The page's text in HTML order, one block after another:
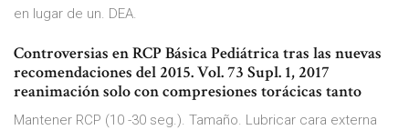
en lugar de un. DEA.
Controversias en RCP Básica Pediátrica tras las nuevas
recomendaciones del 2015. Vol. 73 Supl. 1, 2017
reanimación solo con compresiones torácicas tanto
Mantener RCP (10 -30 seg.). Tamaño. Lubricar cara externa